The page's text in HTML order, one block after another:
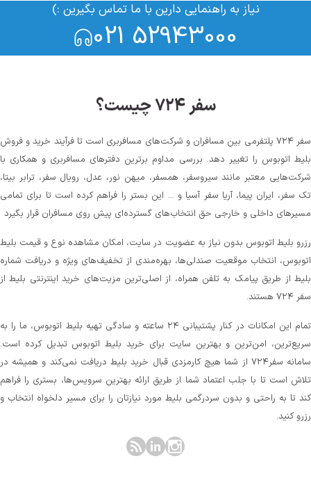
نیاز به راهنمایی دارین با ما تماس بگیرین :)
021 52943000
سفر ۷۲۴ چیست؟
سفر ۷۲۴ پلتفرمی بین مسافران و شرکت‌های مسافربری است تا فرآیند خرید و فروش
اتوبوس را تغییر دهد. بررسی مداوم برترین دفترهای مسافربری و همکاری با
معتبر مانند سیروسفر، همسفر، میهن‌ نور، عدل، رویال سفر، ترابر بیتا،
سفر، ایران پیما، آریا سفر آسیا و ... این بستر را فراهم کرده است تا برای تمامی
داخلی و خارجی حق انتخاب‌های گسترده‌ای پیش روی مسافران قرار بگیرد
بلیط اتوبوس بدون نیاز به عضویت در سایت، امکان مشاهده نوع و قیمت بلیط
انتخاب موقعیت صندلی‌ها، بهره‌مندی از تخفیف‌های ویژه و دریافت شماره‌
از طریق پیامک به تلفن همراه، از اصلی‌ترین مزیت‌های خرید اینترنتی بلیط از
هستند.
تمام این امکانات در کنار پشتیبانی‌ ۲۴ ساعته و سادگی تهیه بلیط اتوبوس، ما را به
امن‌ترین و بهترین سایت برای خرید بلیط اتوبوس تبدیل کرده است.
سامانه سفر۷۲۴ از شما هیچ کارمزدی قبال خرید بلیط دریافت نمی‌کند و همیشه در
است تا با جلب اعتماد شما از طریق ارائه بهترین سرویس‌ها، بستری را فراهم
تا به راحتی و بدون سردرگمی بلیط مورد نیازتان را برای مسیر دلخواه انتخاب و
کنید.